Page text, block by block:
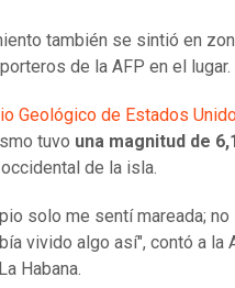
también se sintió en
de la AFP en el lugar.
Geológico de Estados
tuvo una magnitud de 6,1
de la isla.
solo me sentí mareada;
vivido algo así", contó a
Habana.